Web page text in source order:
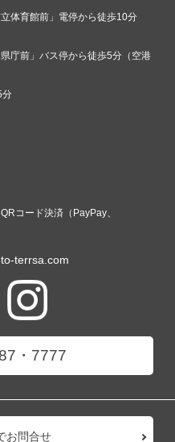
体育館前」電停から徒歩10分
庁前」バス停から徒歩5分（空港
分
コード決済（PayPay、
terrsa.com
・7777
お問合せ